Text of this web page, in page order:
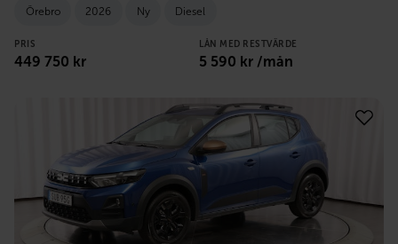
Örebro 2026 Ny Diesel
PRIS
449 750 kr
LÅN MED RESTVÄRDE
5 590 kr /mån